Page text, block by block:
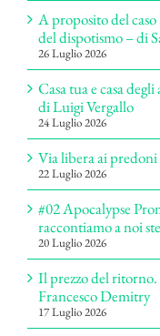
A proposito del
del dispotismo – di
26 Luglio 2026
Casa tua e casa
di Luigi Vergallo
24 Luglio 2026
Via libera ai
22 Luglio 2026
#02 Apocalypse
raccontiamo a noi
20 Luglio 2026
Il prezzo del ritorno.
Francesco Demitry
17 Luglio 2026